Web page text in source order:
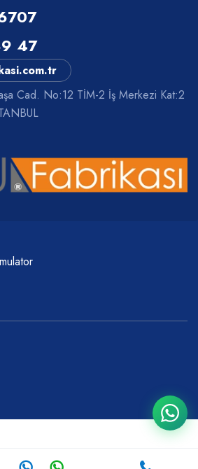
47
Cad. No:12 TİM-2 İş Merkezi Kat:2